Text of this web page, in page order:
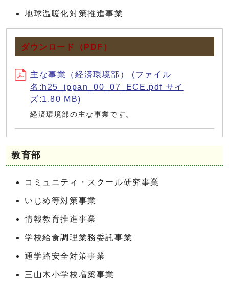
地球温暖化対策推進事業
ダウンロード（PDF）
主な事業（経済環境部） (ファイル
名:h25_ippan_00_07_ECE.pdf サイ
ズ:1.80 MB)
経済環境部の主な事業です。
教育部
コミュニティ・スクール研究事業
いじめ等対策事業
情報教育推進事業
学校給食調理業務委託事業
通学路安全対策事業
三山木小学校増築事業